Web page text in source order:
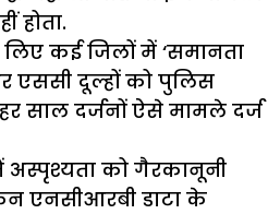
होता.
कई जिलों में ‘समानता
एससी दूल्हों को पुलिस
हर साल दर्जनों ऐसे मामले दर्ज
को गैरकानूनी
एनसीआरबी डाटा के